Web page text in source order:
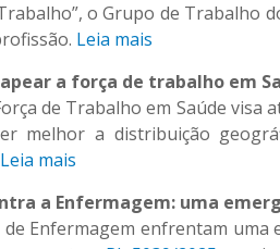
o Grupo de Trabalho
Leia mais
a força de trabalho em
de Trabalho em Saúde
melhor a distribuição
Leia mais
a Enfermagem: uma
Enfermagem enfrentam uma